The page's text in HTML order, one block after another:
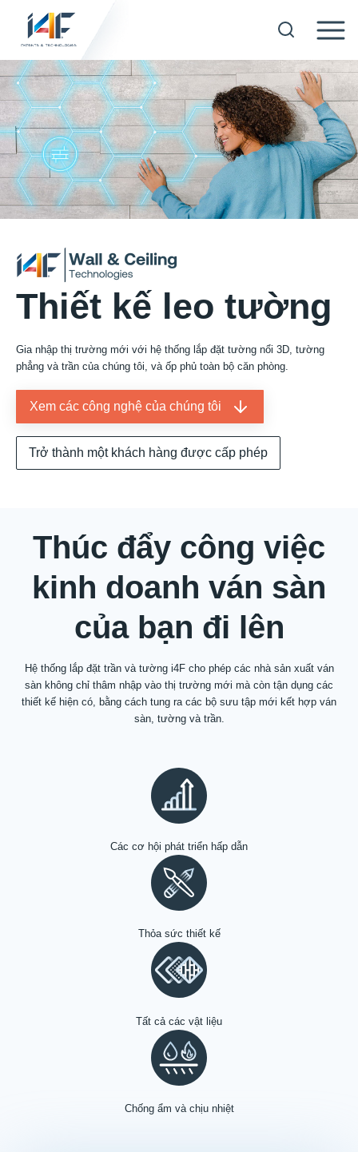
to
content
Hèm khóa sập
Công nghệ In kỹ thuật số
Công nghệ Hoàn thiện bề mặt
Công nghệ tấm ốp tường và trần
Công nghệ vật liệu ván
Công nghệ gia công
Công nghệ ngoài trời
Về chúng tôi
Tài nguyên
Thiết kế leo tường
Gia nhập thị trường mới với hệ thống lắp đặt tường nổi 3D, tường
phẳng và trần của chúng tôi, và ốp phủ toàn bộ căn phòng.
Xem các công nghệ của chúng tôi
Trở thành một khách hàng được cấp phép
Thúc đẩy công việc
kinh doanh ván sàn
của bạn đi lên
Hệ thống lắp đặt trần và tường i4F cho phép các nhà sản xuất ván
sàn không chỉ thâm nhập vào thị trường mới mà còn tận dụng các
thiết kế hiện có, bằng cách tung ra các bộ sưu tập mới kết hợp ván
sàn, tường và trần.
Các cơ hội phát triển hấp dẫn
Thỏa sức thiết kế
Tất cả các vật liệu
Chống ẩm và chịu nhiệt